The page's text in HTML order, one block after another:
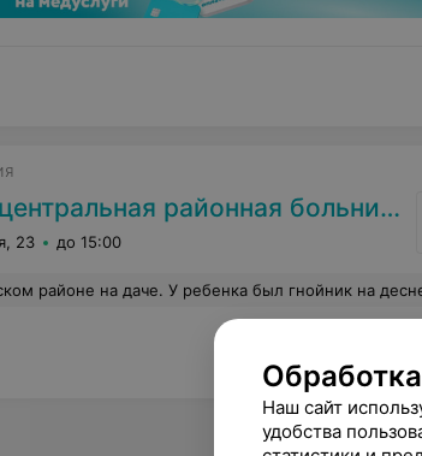
районная больница
23 до 15:00
Обратились в Мядельскую ЦРБ. Приняли без проблем и вопросов. Стоматолог быстро обработала десну, дала рекомендации. Спасибо за оперативность и
Наш сайт
удобства